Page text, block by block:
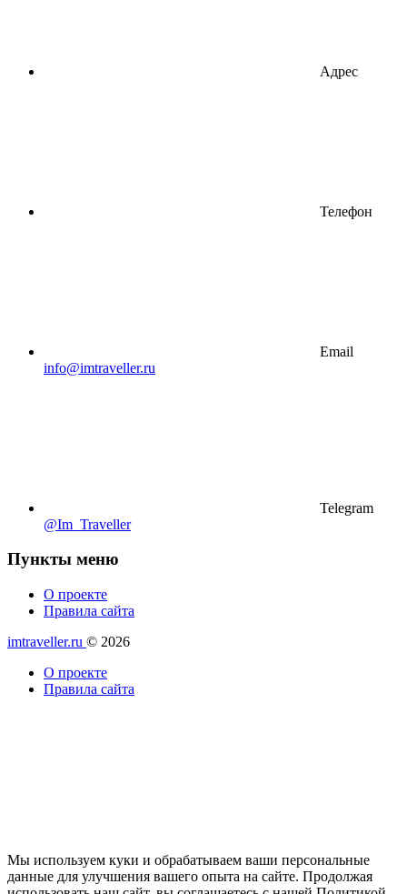
Адрес
Телефон
Email
info@imtraveller.ru
Telegram
@Im_Traveller
Пункты меню
О проекте
Правила сайта
imtraveller.ru © 2026
О проекте
Правила сайта
Мы используем куки и обрабатываем ваши персональные
данные для улучшения вашего опыта на сайте. Продолжая